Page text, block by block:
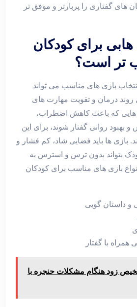
‌های گفتاری را پربارتر و موفق‌ تر
برای کودکان
تر است؟
بازی‌ های مناسب می‌ تواند
درمان و تقویت مهارت ‌های
‌هایی که باعث کاهش اضطراب،
و بهبود روانی گفتار شوند، برای این
بازی‌ ها باید فضایی شاد، کم ‌فشار و
کودک بتواند بدون ترس و استرس به
بازی‌ های مناسب برای کودکان
و داستان ‌گویی
با گفتار
زود هنگام مشکلات حنجره با